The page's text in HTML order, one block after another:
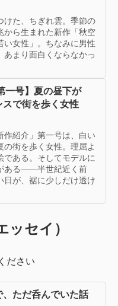
けた、ちぎれ雲。季節の
から生まれた新作「秋空
い女性」。ちなみに男性
あまり面白くならなかっ
一号】夏の昼下が
スで街を歩く女性
作紹介」第一号は、白い
の街を歩く女性。理屈よ
である。そしてモデルに
ある——半世紀近く前
日が、裾に少しだけ透け
ッセイ）
ださい
、ただ呑んでいた話